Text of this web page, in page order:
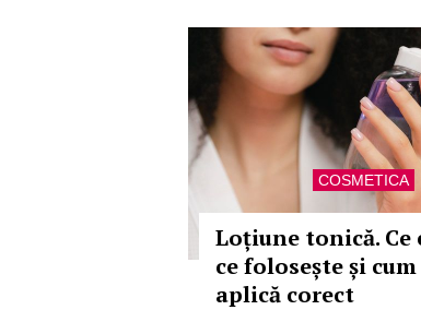
COSMETICA
Loțiune tonică. Ce
ce folosește și cum
aplică corect